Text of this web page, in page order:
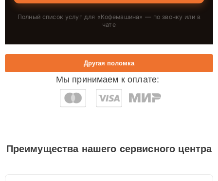
Полный список услуг для «Кофемашина» — по звонку или в
чате
Мы принимаем к оплате:
Другая поломка
Преимущества нашего сервисного центра